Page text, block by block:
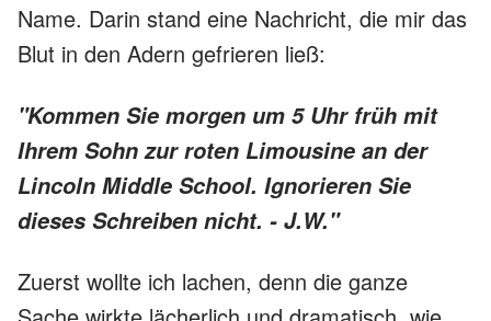
Name. Darin stand eine Nachricht, die mir das
Blut in den Adern gefrieren ließ:
"Kommen Sie morgen um 5 Uhr früh mit
Ihrem Sohn zur roten Limousine an der
Lincoln Middle School. Ignorieren Sie
dieses Schreiben nicht. - J.W."
Zuerst wollte ich lachen, denn die ganze